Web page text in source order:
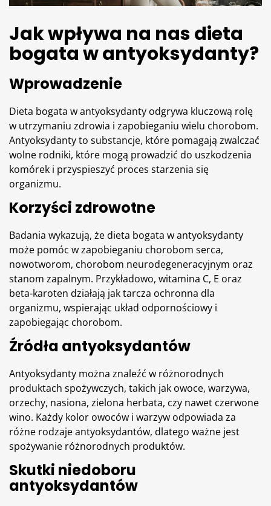
Jak wpływa na nas dieta
bogata w antyoksydanty?
Wprowadzenie
Dieta bogata w antyoksydanty odgrywa kluczową rolę
w utrzymaniu zdrowia i zapobieganiu wielu chorobom.
Antyoksydanty to substancje, które pomagają zwalczać
wolne rodniki, które mogą prowadzić do uszkodzenia
komórek i przyspieszyć proces starzenia się
organizmu.
Korzyści zdrowotne
Badania wykazują, że dieta bogata w antyoksydanty
może pomóc w zapobieganiu chorobom serca,
nowotworom, chorobom neurodegeneracyjnym oraz
stanom zapalnym. Przykładowo, witamina C, E oraz
beta-karoten działają jak tarcza ochronna dla
organizmu, wspierając układ odpornościowy i
zapobiegając chorobom.
Źródła antyoksydantów
Antyoksydanty można znaleźć w różnorodnych
produktach spożywczych, takich jak owoce, warzywa,
orzechy, nasiona, zielona herbata, czy nawet czerwone
wino. Każdy kolor owoców i warzyw odpowiada za
różne rodzaje antyoksydantów, dlatego ważne jest
spożywanie różnorodnych produktów.
Skutki niedoboru
antyoksydantów